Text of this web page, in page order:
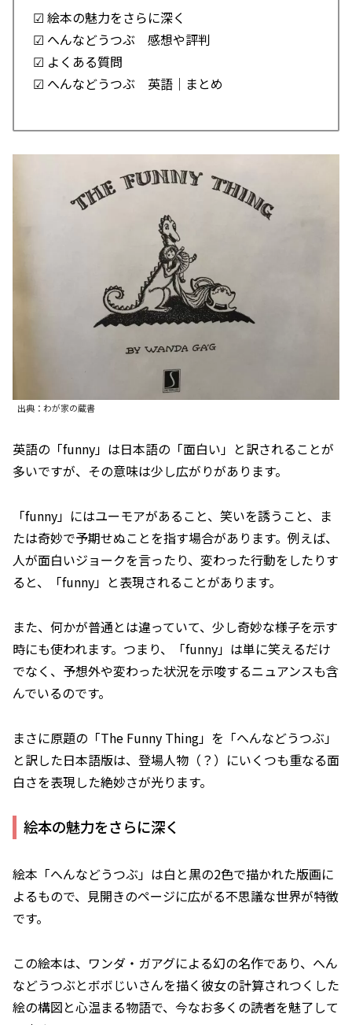
☑ 絵本の魅力をさらに深く
☑ へんなどうつぶ 感想や評判
☑ よくある質問
☑ へんなどうつぶ 英語｜まとめ
出典：わが家の蔵書
英語の「funny」は日本語の「面白い」と訳されることが
多いですが、その意味は少し広がりがあります。
「funny」にはユーモアがあること、笑いを誘うこと、ま
たは奇妙で予期せぬことを指す場合があります。例えば、
人が面白いジョークを言ったり、変わった行動をしたりす
ると、「funny」と表現されることがあります。
また、何かが普通とは違っていて、少し奇妙な様子を示す
時にも使われます。つまり、「funny」は単に笑えるだけ
でなく、予想外や変わった状況を示唆するニュアンスも含
んでいるのです。
まさに原題の「The Funny Thing」を「へんなどうつぶ」
と訳した日本語版は、登場人物（？）にいくつも重なる面
白さを表現した絶妙さが光ります。
絵本の魅力をさらに深く
絵本「へんなどうつぶ」は白と黒の2色で描かれた版画に
よるもので、見開きのページに広がる不思議な世界が特徴
です。
この絵本は、ワンダ・ガアグによる幻の名作であり、へん
などうつぶとボボじいさんを描く彼女の計算されつくした
絵の構図と心温まる物語で、今なお多くの読者を魅了して